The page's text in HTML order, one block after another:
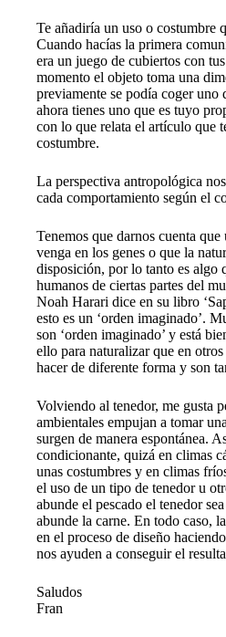
Te añadiría un uso o costumbre
Cuando hacías la primera
era un juego de cubiertos con
momento el objeto toma una
previamente se podía coger
ahora tienes uno que es tuyo
con lo que relata el artículo que
costumbre.
La perspectiva antropológica
cada comportamiento según el
Tenemos que darnos cuenta
venga en los genes o que la
disposición, por lo tanto es algo
humanos de ciertas partes del
Noah Harari dice en su libro
esto es un ‘orden imaginado’.
son ‘orden imaginado’ y está
ello para naturalizar que en otros
hacer de diferente forma y son
Volviendo al tenedor, me gusta
ambientales empujan a tomar
surgen de manera espontánea.
condicionante, quizá en climas
unas costumbres y en climas
el uso de un tipo de tenedor u
abunde el pescado el tenedor
abunde la carne. En todo caso,
en el proceso de diseño
nos ayuden a conseguir el
Saludos
Fran